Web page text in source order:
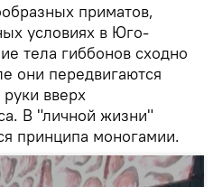
приматов,
условиях в Юго-
тела гиббонов сходно
они передвигаются
вверх
В "личной жизни"
принципа моногамии.